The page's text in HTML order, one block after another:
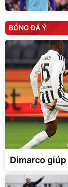
BÓNG ĐÁ Ý
Dimarco